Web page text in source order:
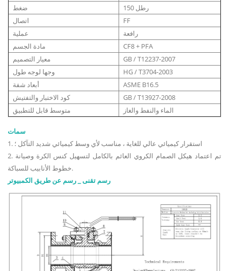
ضغط
150 رطل
اتصال
FF
عملية
رافعة
مادة الجسم
CF8 + PFA
معيار التصميم
GB / T12237-2007
وجها لوجه طول
HG / T3704-2003
أبعاد شفة
ASME B16.5
كود الاختبار والتفتيش
GB / T13927-2008
متوسط ​​قابل للتطبيق
الماء والنفط والغاز
سمات
1. استقرار كيميائي عالي للغاية ، مناسب لأي وسط كيميائي شديد التآكل ؛
2. تم اعتماد هيكل الصمام الكروي العائم بالكامل لتسهيل كنس الكرة وصيانة
خطوط الأنابيب للسباكة.
رسم تقنى _ رسم عن طريق الكمبيوتر